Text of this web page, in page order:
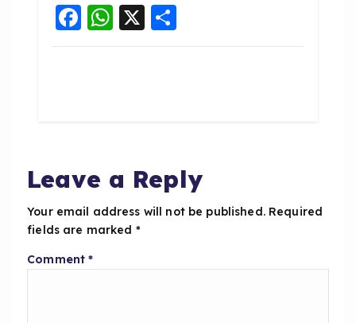
F
a
o
k
W
h
p
X S
h
Leave a Reply
Your email address will not be published. Required
fields are marked *
Comment*